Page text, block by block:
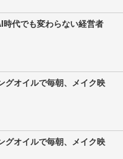
時代でも変わらない経営者
グオイルで毎朝、メイク映
グオイルで毎朝、メイク映